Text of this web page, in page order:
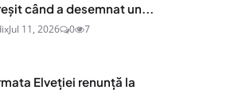
când a desemnat un...
Jul 11, 2026 0 7
Elveției renunță la